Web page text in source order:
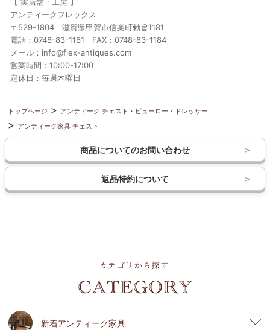
アンティークフレックス
〒529-1804 滋賀県甲賀市信楽町勅旨1181
電話：0748-83-1161 FAX：0748-83-1184
メール：info@flex-antiques.com
営業時間：10:00-17:00
定休日：毎週木曜日
トップページ
アンティーク チェスト・ビューロー・ドレッサー
アンティーク家具 チェスト
商品についてのお問い合わせ
返品特約について
新着アンティーク家具